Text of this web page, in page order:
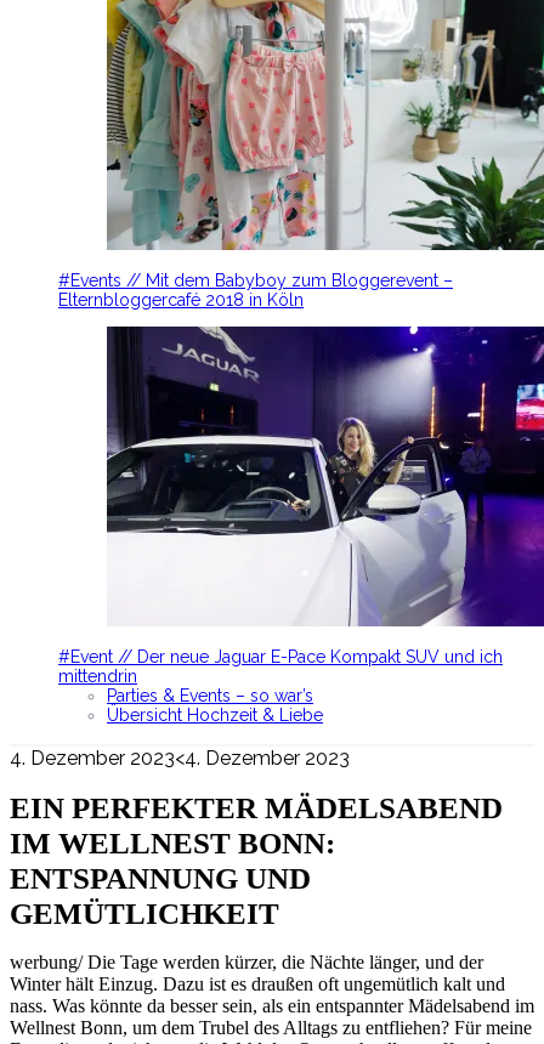
#Events // Mit dem Babyboy zum Bloggerevent –
Elternbloggercafé 2018 in Köln
#Event // Der neue Jaguar E-Pace Kompakt SUV und ich
mittendrin
Parties & Events – so war’s
Übersicht Hochzeit & Liebe
4. Dezember 2023<4. Dezember 2023
EIN PERFEKTER MÄDELSABEND
IM WELLNEST BONN:
ENTSPANNUNG UND
GEMÜTLICHKEIT
werbung/ Die Tage werden kürzer, die Nächte länger, und der
Winter hält Einzug. Dazu ist es draußen oft ungemütlich kalt und
nass. Was könnte da besser sein, als ein entspannter Mädelsabend im
Wellnest Bonn, um dem Trubel des Alltags zu entfliehen? Für meine